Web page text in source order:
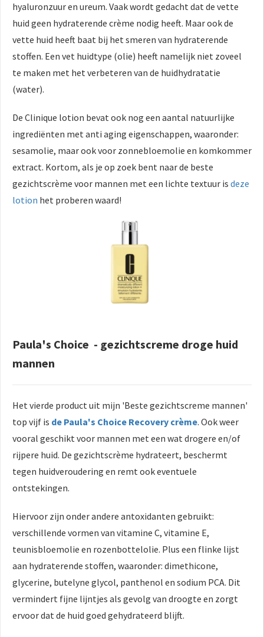
hyaluronzuur en ureum. Vaak wordt gedacht dat de vette
huid geen hydraterende crème nodig heeft. Maar ook de
vette huid heeft baat bij het smeren van hydraterende
stoffen. Een vet huidtype (olie) heeft namelijk niet zoveel
te maken met het verbeteren van de huidhydratatie
(water).
De Clinique lotion bevat ook nog een aantal natuurlijke
ingrediënten met anti aging eigenschappen, waaronder:
sesamolie, maar ook voor zonnebloemolie en komkommer
extract. Kortom, als je op zoek bent naar de beste
gezichtscrème voor mannen met een lichte textuur is deze
lotion het proberen waard!
Paula's Choice - gezichtscreme droge huid
mannen
Het vierde product uit mijn 'Beste gezichtscreme mannen'
top vijf is de Paula's Choice Recovery crème. Ook weer
vooral geschikt voor mannen met een wat drogere en/of
rijpere huid. De gezichtscrème hydrateert, beschermt
tegen huidveroudering en remt ook eventuele
ontstekingen.
Hiervoor zijn onder andere antoxidanten gebruikt:
verschillende vormen van vitamine C, vitamine E,
teunisbloemolie en rozenbottelolie. Plus een flinke lijst
aan hydraterende stoffen, waaronder: dimethicone,
glycerine, butelyne glycol, panthenol en sodium PCA. Dit
vermindert fijne lijntjes als gevolg van droogte en zorgt
ervoor dat de huid goed gehydrateerd blijft.